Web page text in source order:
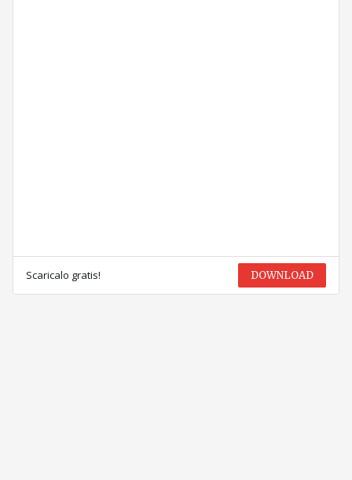
Scaricalo gratis! DOWNLOAD